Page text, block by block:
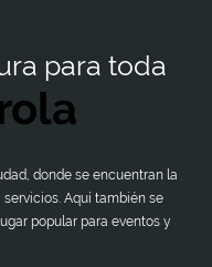
para toda
donde se encuentran la
Aquí también se
popular para eventos y